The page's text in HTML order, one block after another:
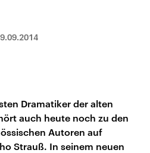
Dramatiker der alten
auch heute noch zu den
Autoren auf
Strauß. In seinem neuen